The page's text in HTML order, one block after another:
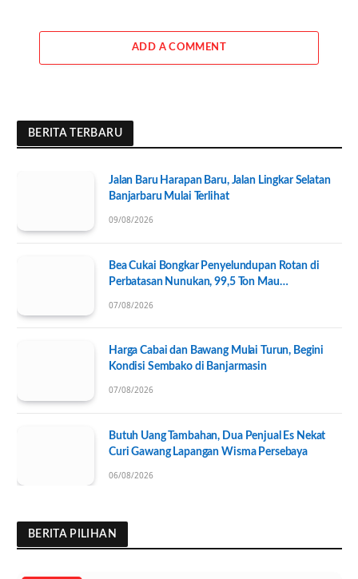
ADD A COMMENT
BERITA TERBARU
Jalan Baru Harapan Baru, Jalan Lingkar Selatan
Banjarbaru Mulai Terlihat
09/08/2026
Bea Cukai Bongkar Penyelundupan Rotan di
Perbatasan Nunukan, 99,5 Ton Mau
07/08/2026
Harga Cabai dan Bawang Mulai Turun, Begini
Kondisi Sembako di Banjarmasin
07/08/2026
Butuh Uang Tambahan, Dua Penjual Es Nekat
Curi Gawang Lapangan Wisma Persebaya
06/08/2026
BERITA PILIHAN